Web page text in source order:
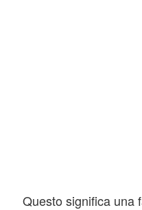
Questo significa una